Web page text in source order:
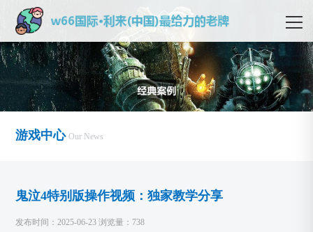
游戏中心 Our News
鬼泣4特别版操作视频：独家教学分享
发布时间：2025-06-23 浏览量：738